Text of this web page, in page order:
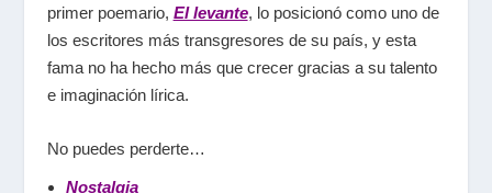
primer poemario, El levante, lo posicionó como uno de
los escritores más transgresores de su país, y esta
fama no ha hecho más que crecer gracias a su talento
e imaginación lírica.
No puedes perderte…
Nostalgia